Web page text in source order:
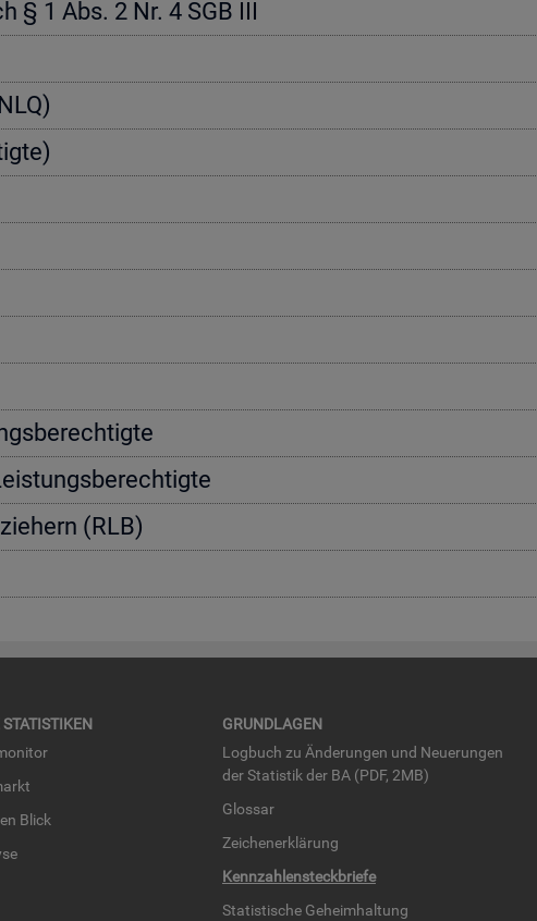
§ 1 Abs. 2 Nr. 4 SGB III
(RLB)
Blick
GRUND­LA­GEN
Log­buch zu Än­de­run­gen und Neue­run­gen
der Sta­tis­tik der BA (PDF, 2MB)
Glos­sar
Zei­chen­er­klä­rung
Kenn­zah­len­steck­brie­fe
Sta­tis­ti­sche Ge­heim­hal­tung